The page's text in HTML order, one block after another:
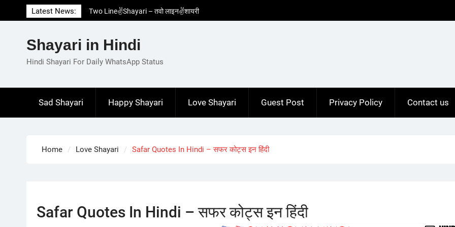
to
Latest News:
Two Line✌️Shayari – तवो लाइन✌️शायरी
Love😓Lines In Hindi – लव😓लाइन्स इन हिंदी
Love🥳Poetry In Hindi – लव🥳पोएट्री इन हिंदी
1 Line☝️Shayari In Hindi – १ लाइन☝️शायरी इन
Shayari in Hindi
Hindi Shayari For Daily WhatsApp Status
Sad Shayari Happy Shayari Love Shayari Guest Post Privacy Policy Contact us
Home Love Shayari Safar Quotes In Hindi – सफर कोट्स इन हिंदी
Safar Quotes In Hindi – सफर कोट्स इन हिंदी